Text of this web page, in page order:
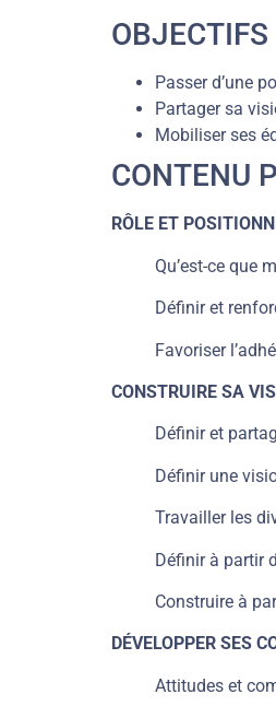
OBJECTIFS
Passer d’une
Partager sa
Mobiliser ses
CONTENU
RÔLE ET
Qu’est-ce que
Définir et
Favoriser
CONSTRUIRE SA
Définir et
Définir une
Travailler les
Définir à partir
Construire à
DÉVELOPPER SES
Attitudes et